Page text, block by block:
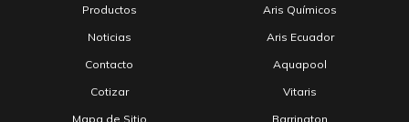
Productos
Noticias
Contacto
Cotizar
Mapa de Sitio
Aris Químicos
Aris Ecuador
Aquapool
Vitaris
Barrington